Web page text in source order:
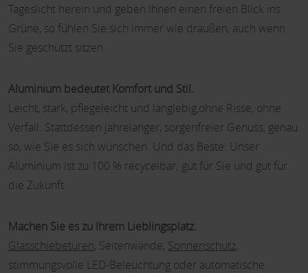
Tageslicht herein und geben Ihnen einen freien Blick ins
Grüne, so fühlen Sie sich immer wie draußen, auch wenn
Sie geschützt sitzen.
Aluminium bedeutet Komfort und Stil.
Leicht, stark, pflegeleicht und langlebig,ohne Risse, ohne
Verfall. Stattdessen jahrelanger, sorgenfreier Genuss, genau
so, wie Sie es sich wünschen. Und das Beste: Unser
Aluminium ist zu 100 % recycelbar; gut für Sie und gut für
die Zukunft.
Machen Sie es zu Ihrem Lieblingsplatz.
Glasschiebetüren, Seitenwände, Sonnenschutz,
stimmungsvolle LED-Beleuchtung oder automatische